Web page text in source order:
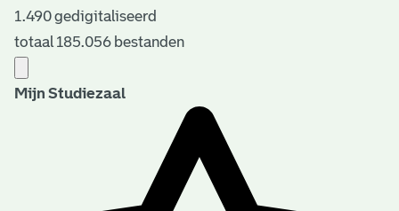
1.490 gedigitaliseerd
totaal 185.056 bestanden
Mijn Studiezaal